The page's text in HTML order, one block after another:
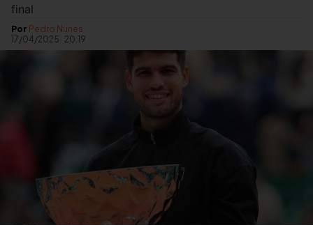
final
Por Pedro Nunes
17/04/2025 · 20:19